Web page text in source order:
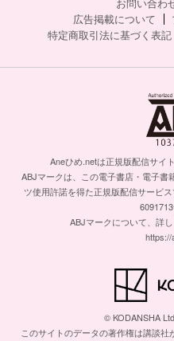
広告掲載について
特定商取引法に基づく表記
Aneひめ.netは正規版配信サイ
ABJマークは、この電子書店・電子書
ツ使用許諾を得た正規版配信サービ
6091713
ABJマークについて、詳
https://
© KODANSHA
このサイトのデータの著作権は講談